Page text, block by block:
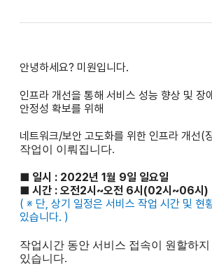
안녕하세요? 미원입니다.
인프라 개선을 통해 서비스 성능 향상 및 장
안정성 확보를 위해
네트워크/보안 고도화를 위한 인프라 개선(
작업이 이뤄집니다.
■ 일시 : 2022년 1월 9일 일요일
■ 시간 : 오전2시~오전 6시(02시~06시)
( ※ 단, 상기 일정은 서비스 작업 시간 및 현
있습니다. )
작업시간 동안 서비스 접속이 원할하지
있습니다.